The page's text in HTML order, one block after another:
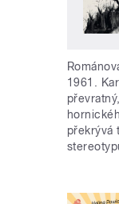
1961.
překrývá